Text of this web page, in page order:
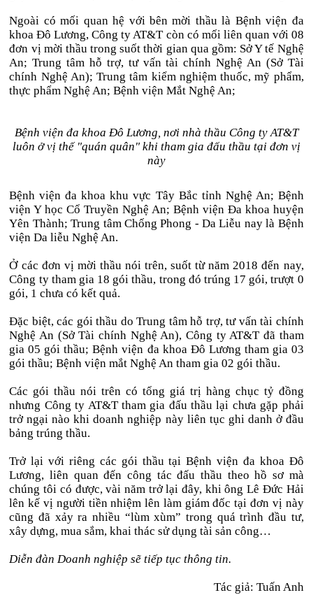
Ngoài có mối quan hệ với bên mời thầu là Bệnh viện đa
khoa Đô Lương, Công ty AT&T còn có mối liên quan với 08
đơn vị mời thầu trong suốt thời gian qua gồm: Sở Y tế Nghệ
An; Trung tâm hỗ trợ, tư vấn tài chính Nghệ An (Sở Tài
chính Nghệ An); Trung tâm kiểm nghiệm thuốc, mỹ phẩm,
thực phẩm Nghệ An; Bệnh viện Mắt Nghệ An;
Bệnh viện đa khoa Đô Lương, nơi nhà thầu Công ty AT&T
luôn ở vị thế "quán quân" khi tham gia đấu thầu tại đơn vị
này
Bệnh viện đa khoa khu vực Tây Bắc tỉnh Nghệ An; Bệnh
viện Y học Cổ Truyền Nghệ An; Bệnh viện Đa khoa huyện
Yên Thành; Trung tâm Chống Phong - Da Liễu nay là Bệnh
viện Da liễu Nghệ An.
Ở các đơn vị mời thầu nói trên, suốt từ năm 2018 đến nay,
Công ty tham gia 18 gói thầu, trong đó trúng 17 gói, trượt 0
gói, 1 chưa có kết quả.
Đặc biệt, các gói thầu do Trung tâm hỗ trợ, tư vấn tài chính
Nghệ An (Sở Tài chính Nghệ An), Công ty AT&T đã tham
gia 05 gói thầu; Bệnh viện đa khoa Đô Lương tham gia 03
gói thầu; Bệnh viện mắt Nghệ An tham gia 02 gói thầu.
Các gói thầu nói trên có tổng giá trị hàng chục tỷ đồng
nhưng Công ty AT&T tham gia đấu thầu lại chưa gặp phải
trở ngại nào khi doanh nghiệp này liên tục ghi danh ở đầu
bảng trúng thầu.
Trở lại với riêng các gói thầu tại Bệnh viện đa khoa Đô
Lương, liên quan đến công tác đấu thầu theo hồ sơ mà
chúng tôi có được, vài năm trở lại đây, khi ông Lê Đức Hải
lên kế vị người tiền nhiệm lên làm giám đốc tại đơn vị này
cũng đã xảy ra nhiều “lùm xùm” trong quá trình đầu tư,
xây dựng, mua sắm, khai thác sử dụng tài sản công…
Diễn đàn Doanh nghiệp sẽ tiếp tục thông tin.
Tác giả: Tuấn Anh